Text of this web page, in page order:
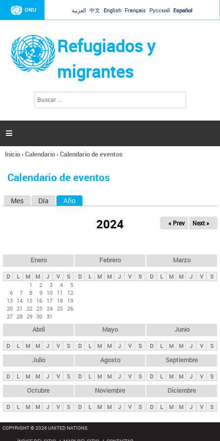
Jump to navigation
ONU العربية 中文 English Français Русский Español
Refugiados y
migrantes
l
d
s

Se
usted
Inicio›Calendario›Calendario de eventos
Calendario de eventos
s
p
n
i
p
a
l
s
Mes Día Año
2024 « Prev Next »
Enero
D L M M J V
S
1
2 3 4
5
6
7 8 9 10 11
12
13 14 15 16 17 18
19
20 21 22 23 24 25 26
27 28 29 30 31
Febrero
D L M M J V S
Marzo
D L M M J V S
Abril
D L M M J V S
Mayo
D L M M J V S
Junio
D L M M J V S
Julio
D L M M J V S
Agosto
D L M M J V S
Septiembre
D L M M J V S
Octubre
D L M M J V S
Noviembre
D L M M J V S
Diciembre
D L M M J V S
COPYRIGHT © 2026 UNITED NATIONS